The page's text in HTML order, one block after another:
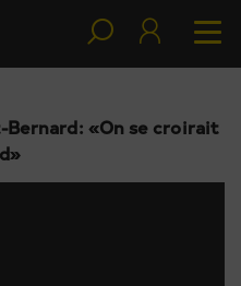
«On se croirait